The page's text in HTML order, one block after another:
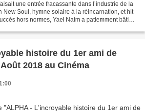
une entrée fracassante dans l’industrie de la
New Soul, hymne solaire à la réincarnation, et hit
hors normes, Yael Naim a patiemment bâti
histoire du 1er ami de
2018 au Cinéma